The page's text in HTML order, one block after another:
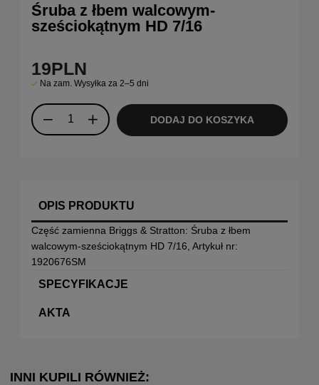
Śruba z łbem walcowym-
sześciokątnym HD 7/16
19PLN
Na zam. Wysyłka za 2–5 dni
DODAJ DO KOSZYKA
OPIS PRODUKTU
Część zamienna Briggs & Stratton: Śruba z łbem
walcowym-sześciokątnym HD 7/16, Artykuł nr:
1920676SM
SPECYFIKACJE
AKTA
INNI KUPILI RÓWNIEŻ: